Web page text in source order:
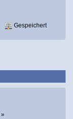
Gespeichert
»